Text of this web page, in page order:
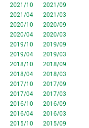
2021/10
2021/09
2021/04
2021/03
2020/10
2020/09
2020/04
2020/03
2019/10
2019/09
2019/04
2019/03
2018/10
2018/09
2018/04
2018/03
2017/10
2017/09
2017/04
2017/03
2016/10
2016/09
2016/04
2016/03
2015/10
2015/09